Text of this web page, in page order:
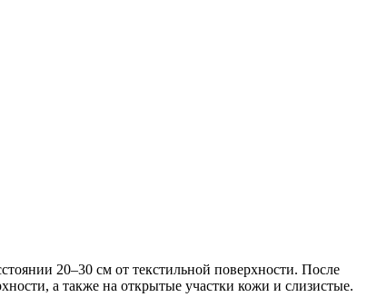
20–30 см от текстильной поверхности. После
а также на открытые участки кожи и слизистые.